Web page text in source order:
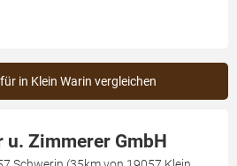
in Klein Warin vergleichen
u. Zimmerer GmbH